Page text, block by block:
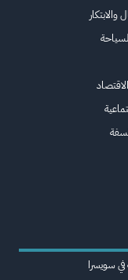
والابتكار
سويسرا